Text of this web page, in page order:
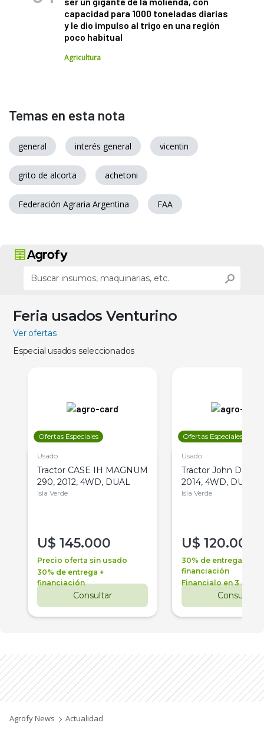
capacidad para 1000 toneladas diarias
y le dio impulso al trigo en una región
poco habitual
Agricultura
Temas en esta nota
general interés general vicentin
grito de alcorta achetoni
Federación Agraria Argentina FAA
Feria usados Venturino
Ver ofertas
Especial usados seleccionados
Ofertas Especiales
Usado
Tractor CASE IH MAGNUM
290, 2012, 4WD, DUAL
Isla Verde
U$ 145.000
Precio oferta sin usado
30% de entrega +
financiación
Consultar
Ofertas Especiales
Usado
Tractor John Deere
2014, 4WD, DUAL
Isla Verde
U$ 120.000
30% de entrega +
financiación
Financialo en 3 años
Consultar
Agrofy News Actualidad